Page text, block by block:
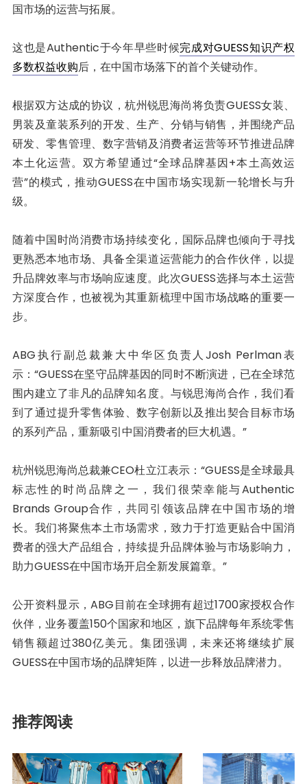
国市场的运营与拓展。
这也是Authentic于今年早些时候完成对GUESS知识产权
多数权益收购后，在中国市场落下的首个关键动作。
根据双方达成的协议，杭州锐思海尚将负责GUESS女装、
男装及童装系列的开发、生产、分销与销售，并围绕产品
研发、零售管理、数字营销及消费者运营等环节推进品牌
本土化运营。双方希望通过“全球品牌基因+本土高效运
营”的模式，推动GUESS在中国市场实现新一轮增长与升
级。
随着中国时尚消费市场持续变化，国际品牌也倾向于寻找
更熟悉本地市场、具备全渠道运营能力的合作伙伴，以提
升品牌效率与市场响应速度。此次GUESS选择与本土运营
方深度合作，也被视为其重新梳理中国市场战略的重要一
步。
ABG执行副总裁兼大中华区负责人Josh Perlman表
示：“GUESS在坚守品牌基因的同时不断演进，已在全球范
围内建立了非凡的品牌知名度。与锐思海尚合作，我们看
到了通过提升零售体验、数字创新以及推出契合目标市场
的系列产品，重新吸引中国消费者的巨大机遇。”
杭州锐思海尚总裁兼CEO杜立江表示：“GUESS是全球最具
标志性的时尚品牌之一，我们很荣幸能与Authentic
Brands Group合作，共同引领该品牌在中国市场的增
长。我们将聚焦本土市场需求，致力于打造更贴合中国消
费者的强大产品组合，持续提升品牌体验与市场影响力，
助力GUESS在中国市场开启全新发展篇章。”
公开资料显示，ABG目前在全球拥有超过1700家授权合作
伙伴，业务覆盖150个国家和地区，旗下品牌每年系统零售
销售额超过380亿美元。集团强调，未来还将继续扩展
GUESS在中国市场的品牌矩阵，以进一步释放品牌潜力。
推荐阅读